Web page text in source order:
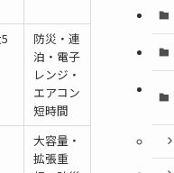
防災・連
泊・電子
レンジ・
エアコン
短時間
大容量・
拡張重